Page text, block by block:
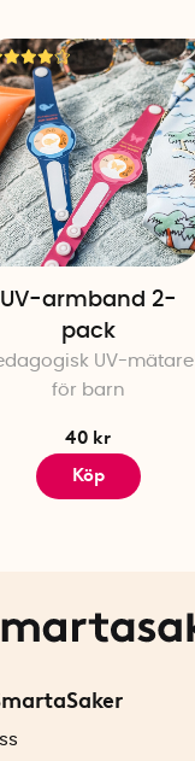
UV-armband 2-
pack
UV-mätare
för barn
40 kr
Köp